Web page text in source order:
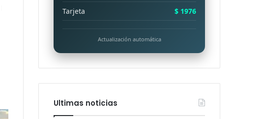
Tarjeta
$ 1976
Actualización automática
Ultimas noticias